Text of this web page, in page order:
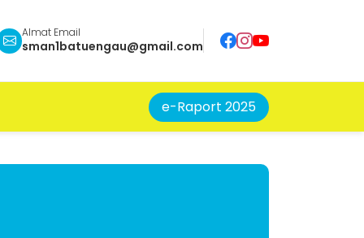
Almat Email
sman1batuengau@gmail.com
e-Raport 2025